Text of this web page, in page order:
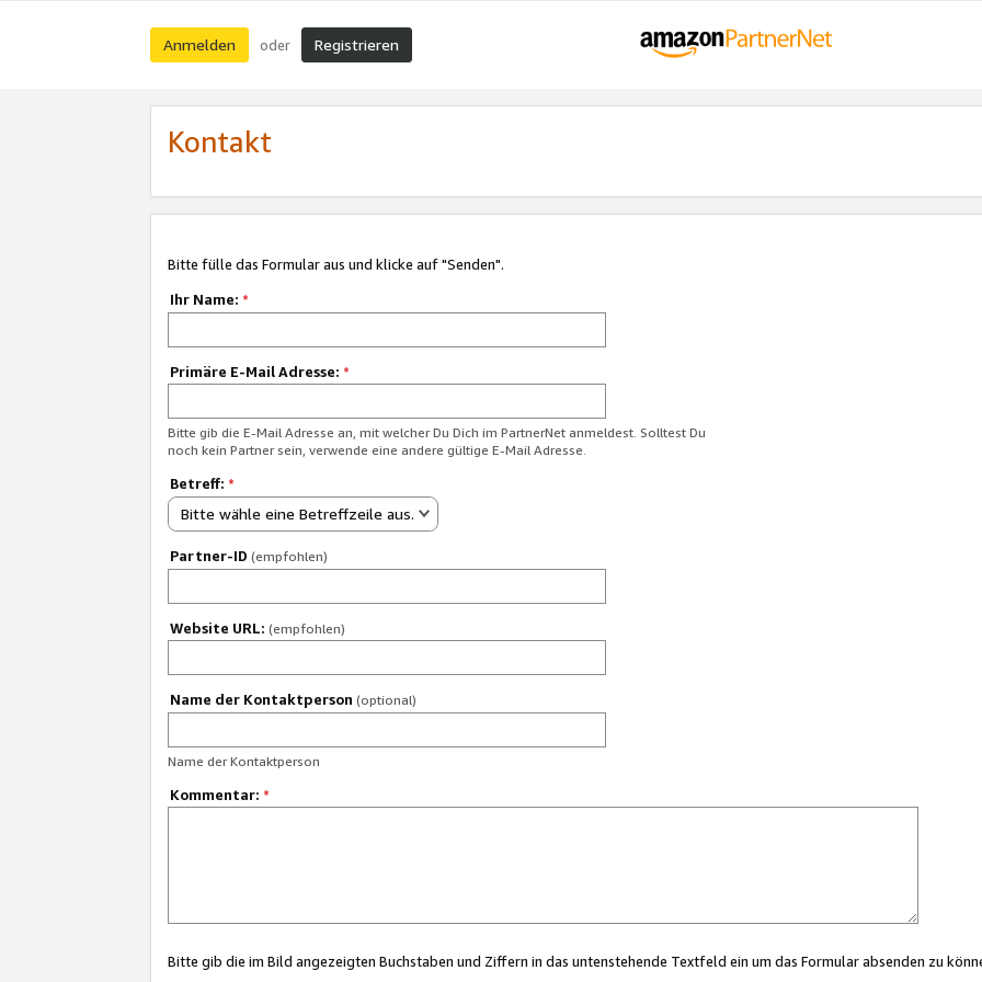
Anmelden oder Registrieren
Kontakt
Bitte fülle das Formular aus und klicke auf "Senden".
Ihr Name: *
Primäre E-Mail Adresse: *
Bitte gib die E-Mail Adresse an, mit welcher Du Dich im PartnerNet anmeldest. Solltest Du
noch kein Partner sein, verwende eine andere gültige E-Mail Adresse.
Betreff: *
Bitte wähle eine Betreffzeile aus.
Partner-ID (empfohlen)
Website URL: (empfohlen)
Name der Kontaktperson (optional)
Name der Kontaktperson
Kommentar: *
Bitte gib die im Bild angezeigten Buchstaben und Ziffern in das untenstehende Textfeld ein um das Formular absenden zu